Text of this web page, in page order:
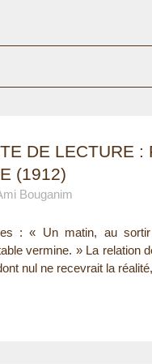
DE LECTURE :
(1912)
Bouganim
: « Un matin, au sortir
vermine. » La relation
nul ne recevrait la